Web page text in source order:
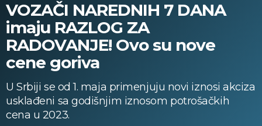
VOZAČI NAREDNIH 7 DANA
imaju RAZLOG ZA
RADOVANJE! Ovo su nove
cene goriva
U Srbiji se od 1. maja primenjuju novi iznosi akciza
usklađeni sa godišnjim iznosom potrošačkih
cena u 2023.